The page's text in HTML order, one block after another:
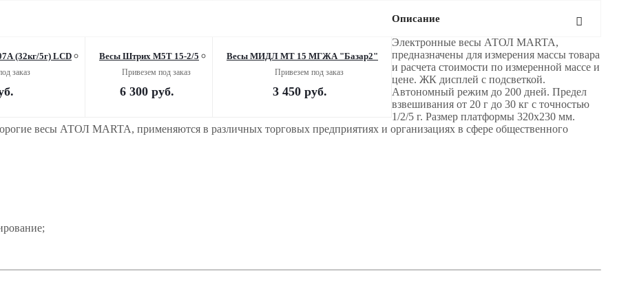
(32кг/5г) LCD
заказ
Весы Штрих М5Т 15-2/5
Привезем под заказ
6 300руб.
Весы МИДЛ МТ 15 МГЖА "Базар2"
Привезем под заказ
3 450 руб.
Описание
Электронные весы АТОЛ MARTA,
предназначены для измерения массы товара
и расчета стоимости по измеренной массе и
цене. ЖК дисплей с подсветкой.
Автономный режим до 200 дней. Предел
взвешивания от 20 г до 30 кг с точностью
1/2/5 г. Размер платформы 320х230 мм.
весы АТОЛ MARTA, применяются в различных торговых предприятиях и организациях в сфере общественного